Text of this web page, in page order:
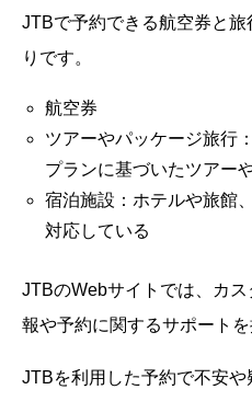
JTBで予約できる航空券と
りです。
航空券
ツアーやパッケージ旅行
プランに基づいたツアー
宿泊施設：ホテルや旅館
対応している
JTBのWebサイトでは、カ
報や予約に関するサポートを
JTBを利用した予約で不安